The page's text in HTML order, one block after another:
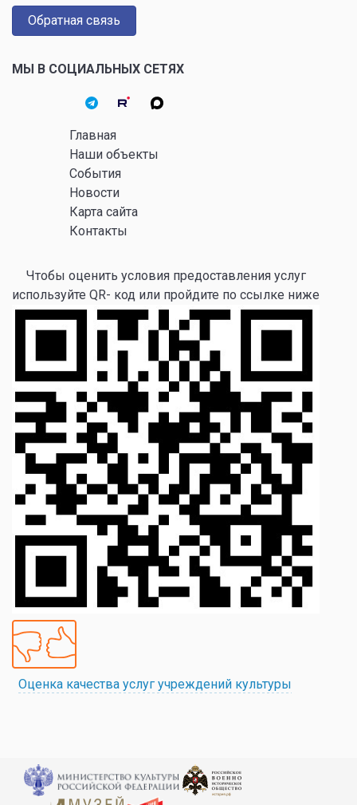
Обратная связь
МЫ В СОЦИАЛЬНЫХ СЕТЯХ
Главная
Наши объекты
События
Новости
Карта сайта
Контакты
Чтобы оценить условия предоставления услуг
используйте QR- код или пройдите по ссылке ниже
Оценка качества услуг учреждений культуры